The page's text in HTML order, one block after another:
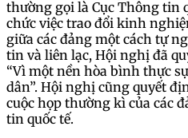
thường gọi là Cục Thông tin
chức việc trao đổi kinh
giữa các đảng một cách tự
tin và liên lạc, Hội nghị đã
“Vì một nền hòa bình thực
dân”. Hội nghị cũng quyết
cuộc họp thường kì của các
tin quốc tế.